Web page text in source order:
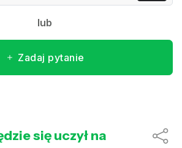
lub
Zadaj pytanie
się uczył na